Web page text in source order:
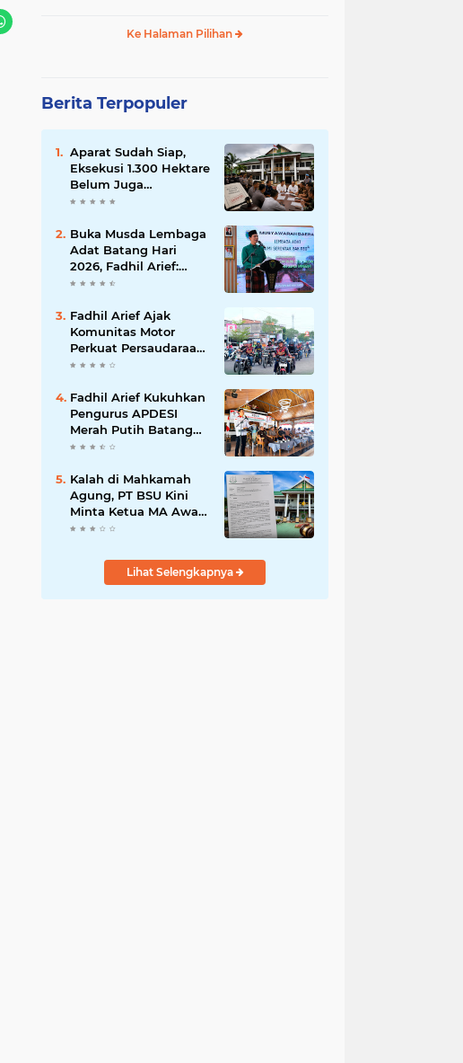
Ke Halaman Pilihan
Berita Terpopuler
Aparat Sudah Siap,
Eksekusi 1.300 Hektare
Belum Juga
Ditetapkan PN Muara
Buka Musda Lembaga
Adat Batang Hari
2026, Fadhil Arief:
Adat Adalah Benteng
Muda
Fadhil Arief Ajak
Komunitas Motor
Perkuat Persaudaraan
dan Budaya Tertib
Fadhil Arief Kukuhkan
Pengurus APDESI
Merah Putih Batang
Hari, Iknak Nahkodai
Kalah di Mahkamah
Agung, PT BSU Kini
Minta Ketua MA Awasi
Eksekusi Putusannya
Lihat Selengkapnya